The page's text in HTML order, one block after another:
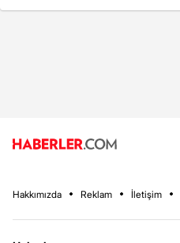
Hakkımızda Reklam İletişim